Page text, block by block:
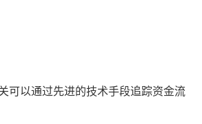
可以通过先进的技术手段追踪资金流